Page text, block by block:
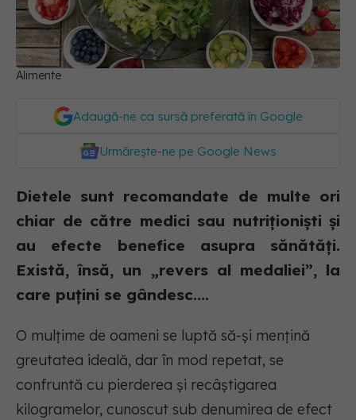
Alimente
Adaugă-ne ca sursă preferată în Google
Urmărește-ne pe Google News
Dietele sunt recomandate de multe ori
chiar de către medici sau nutriționiști și
au efecte benefice asupra sănătăți.
Există, însă, un „revers al medaliei”, la
care puțini se gândesc....
O mulțime de oameni se luptă să-și mențină
greutatea ideală, dar în mod repetat, se
confruntă cu pierderea și recâștigarea
kilogramelor, cunoscut sub denumirea de efect